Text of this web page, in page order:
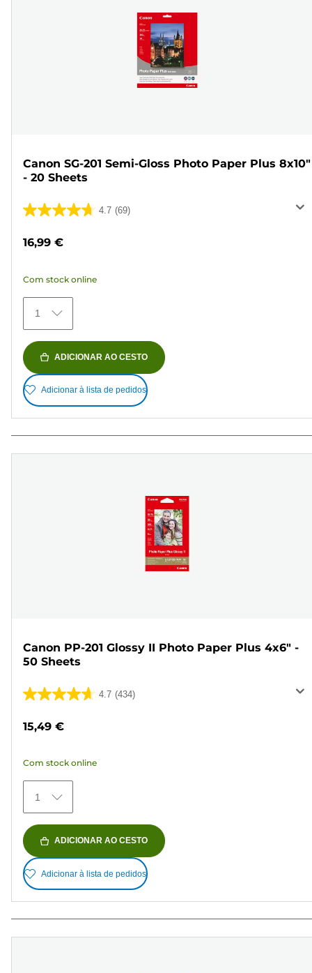
Canon SG-201 Semi-Gloss Photo Paper Plus 8x10"
- 20 Sheets
4.7 (69)
4.7
69
análises
16,99 €
Com stock online
1
ADICIONAR AO CESTO
Adicionar à lista de pedidos
Canon PP-201 Glossy II Photo Paper Plus 4x6" -
50 Sheets
4.7 (434)
4.7
5
434
análises
15,49 €
Com stock online
1
ADICIONAR AO CESTO
Adicionar à lista de pedidos